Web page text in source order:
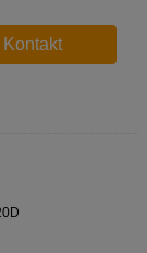
Kontakt